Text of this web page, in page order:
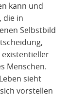
kann und
die in
Selbstbild
existentieller
Menschen.
sieht
vorstellen